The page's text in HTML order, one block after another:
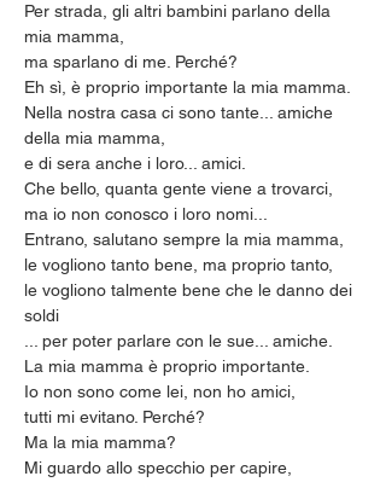
Per strada, gli altri bambini parlano della
mia mamma,
ma sparlano di me. Perché?
Eh sì, è proprio importante la mia mamma.
Nella nostra casa ci sono tante... amiche
della mia mamma,
e di sera anche i loro... amici.
Che bello, quanta gente viene a trovarci,
ma io non conosco i loro nomi...
Entrano, salutano sempre la mia mamma,
le vogliono tanto bene, ma proprio tanto,
le vogliono talmente bene che le danno dei
soldi
... per poter parlare con le sue... amiche.
La mia mamma è proprio importante.
Io non sono come lei, non ho amici,
tutti mi evitano. Perché?
Ma la mia mamma?
Mi guardo allo specchio per capire,